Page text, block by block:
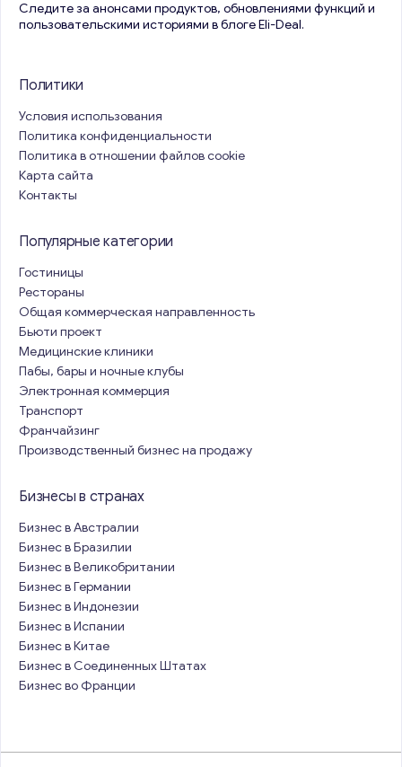
Следите за анонсами продуктов, обновлениями функций и
пользовательскими историями в блоге Eli-Deal.
Политики
Условия использования
Политика конфиденциальности
Политика в отношении файлов cookie
Карта сайта
Контакты
Популярные категории
Гостиницы
Рестораны
Общая коммерческая направленность
Бьюти проект
Медицинские клиники
Пабы, бары и ночные клубы
Электронная коммерция
Транспорт
Франчайзинг
Производственный бизнес на продажу
Бизнесы в странах
Бизнес в Австралии
Бизнес в Бразилии
Бизнес в Великобритании
Бизнес в Германии
Бизнес в Индонезии
Бизнес в Испании
Бизнес в Китае
Бизнес в Соединенных Штатах
Бизнес во Франции